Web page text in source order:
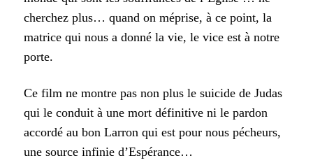
cherchez plus… quand on méprise, à ce point, la
matrice qui nous a donné la vie, le vice est à notre
porte.
Ce film ne montre pas non plus le suicide de Judas
qui le conduit à une mort définitive ni le pardon
accordé au bon Larron qui est pour nous pécheurs,
une source infinie d’Espérance…